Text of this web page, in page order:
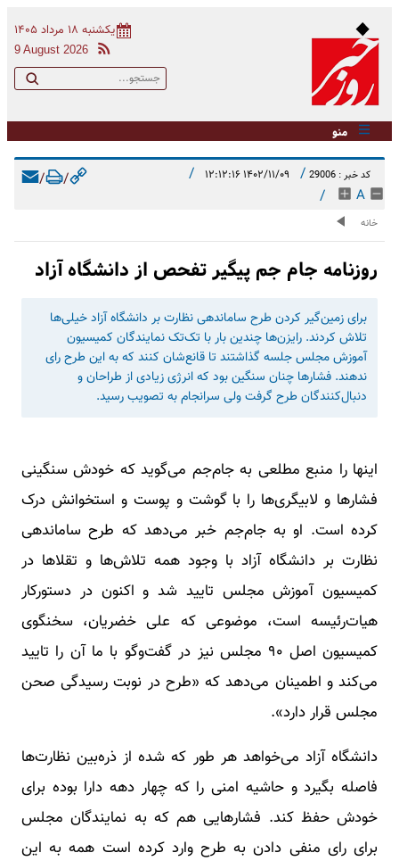
یکشنبه ۱۸ مرداد ۱۴۰۵
9 August 2026
منو
کد خبر : 29006 / ۱۴۰۲/۱۱/۰۹ ۱۲:۱۲:۱۶ /
A
/
/
/
خانه
روزنامه جام جم پیگیر تفحص از دانشگاه آزاد
برای زمین‌گیر کردن طرح ساماندهی نظارت بر دانشگاه آزاد خیلی‌ها
تلاش کردند. رایزن‌ها چندین بار با تک‌تک نمایندگان کمیسیون
آموزش مجلس جلسه گذاشتند تا قانع‌شان کنند که به این طرح رای
ندهند. فشارها چنان سنگین بود که انرژی زیادی از طراحان و
دنبال‌کنندگان طرح گرفت ولی سرانجام به تصویب رسید.
اینها را منبع مطلعی به جام‌جم می‌گوید که خودش سنگینی
فشارها و لابیگری‌ها را با گوشت و پوست و استخوانش درک
کرده است. او به جام‌جم خبر می‌دهد که طرح ساماندهی
نظارت بر دانشگاه آزاد با وجود همه تلاش‌ها و تقلاها در
کمیسیون آموزش مجلس تایید شد و اکنون در دستورکار
هیات‌رئیسه است، موضوعی که علی خضریان، سخنگوی
کمیسیون اصل ۹۰ مجلس نیز در گفت‌وگو با ما آن را تایید
می‌کند و اطمینان می‌دهد که «طرح در نوبت رسیدگی صحن
مجلس قرار دارد».
دانشگاه آزاد می‌خواهد هر طور که شده از ذره‌بین نظارت‌ها
فاصله بگیرد و حاشیه امنی را که چهار دهه دارا بوده برای
خودش حفظ کند. فشارهایی هم که به نمایندگان مجلس
برای رای منفی دادن به طرح وارد کرده است همه به این